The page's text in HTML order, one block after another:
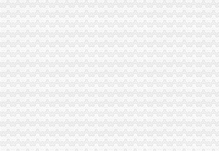
永川区分局“一制三关五重点”重庆进出口权扎实开展奥运期间安全生产工作
北碚局重庆进出口权三措力保奥运期间食品安全
黔江局重庆进出口权积备战渝东南片区文艺调演预赛
云局抓“三多”重庆代理记账支持企业争创重庆市著名商标
高新区局创新服务方式推出“工商服务引导台”重庆公司注销
合川局重庆财务公司七项举措化食品安全监管成效显著
南岸局长生桥所被总局授予“红盾护农”重庆财务公司先进单位称号
市重庆发票申请局谭世贤副巡视员督查大渡口区奥运期间食品安全工作
大足局重庆代理报税采取九大措施确保奥运期间食品安全
梁平局“123”重庆财务公司举措构建大外宣工作格局
市重庆代理报税局奥运火炬递筹办工作获市委市通报表彰
綦江县四措并举摘掉“销重灾区帽子”重庆财务公司
垫江局重庆公司注销造产业培训农村经纪人
市重庆分公司注册局举办期新闻报道骨干培训班
南川局重庆代账公司加击销宣攻势收效明显